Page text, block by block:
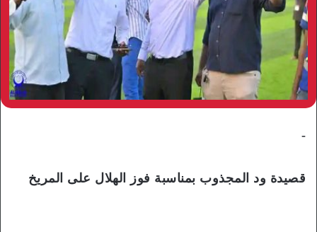
-
قصيدة ود المجذوب بمناسبة فوز الهلال على المريخ